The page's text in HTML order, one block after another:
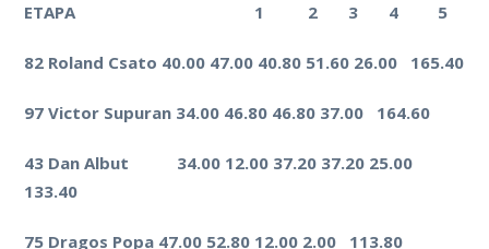
ETAPA 1 2 3 4 5
82 Roland Csato 40.00 47.00 40.80 51.60 26.00 165.40
97 Victor Supuran 34.00 46.80 46.80 37.00 164.60
43 Dan Albut
34.00 12.00 37.20 37.20 25.00
133.40
75 Dragos Popa 47.00 52.80 12.00 2.00 113.80